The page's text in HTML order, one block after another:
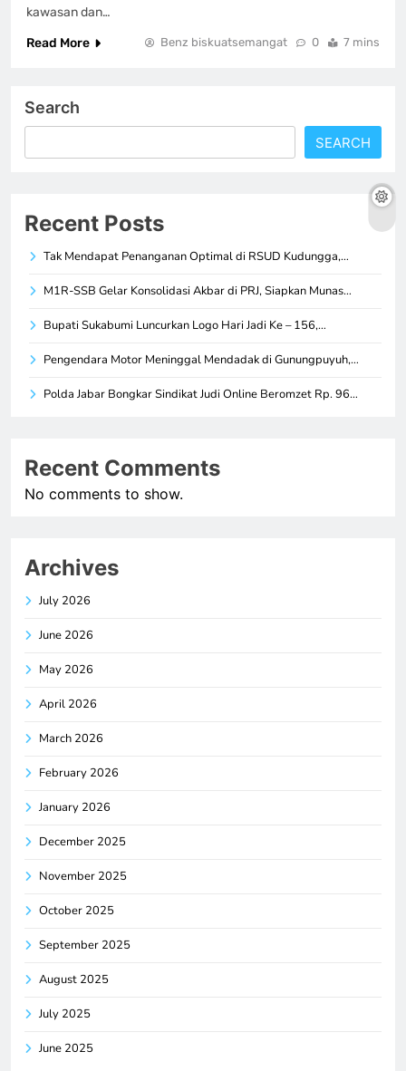
kawasan dan…
Read More
Benz biskuatsemangat 0 7 mins
Search
SEARCH
Recent Posts
Tak Mendapat Penanganan Optimal di RSUD Kudungga,…
M1R-SSB Gelar Konsolidasi Akbar di PRJ, Siapkan Munas…
Bupati Sukabumi Luncurkan Logo Hari Jadi Ke – 156,…
Pengendara Motor Meninggal Mendadak di Gunungpuyuh,…
Polda Jabar Bongkar Sindikat Judi Online Beromzet Rp. 96…
Recent Comments
No comments to show.
Archives
July 2026
June 2026
May 2026
April 2026
March 2026
February 2026
January 2026
December 2025
November 2025
October 2025
September 2025
August 2025
July 2025
June 2025